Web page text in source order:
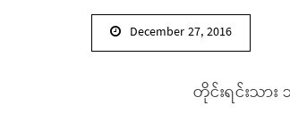
December 27, 2016
တိုင်းရင်းသား